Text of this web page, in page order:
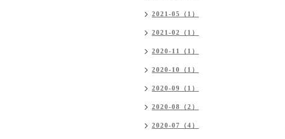
2021-05（1）
2021-02（1）
2020-11（1）
2020-10（1）
2020-09（1）
2020-08（2）
2020-07（4）